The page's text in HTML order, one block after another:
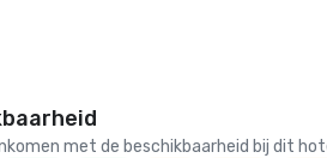
met de beschikbaarheid bij dit